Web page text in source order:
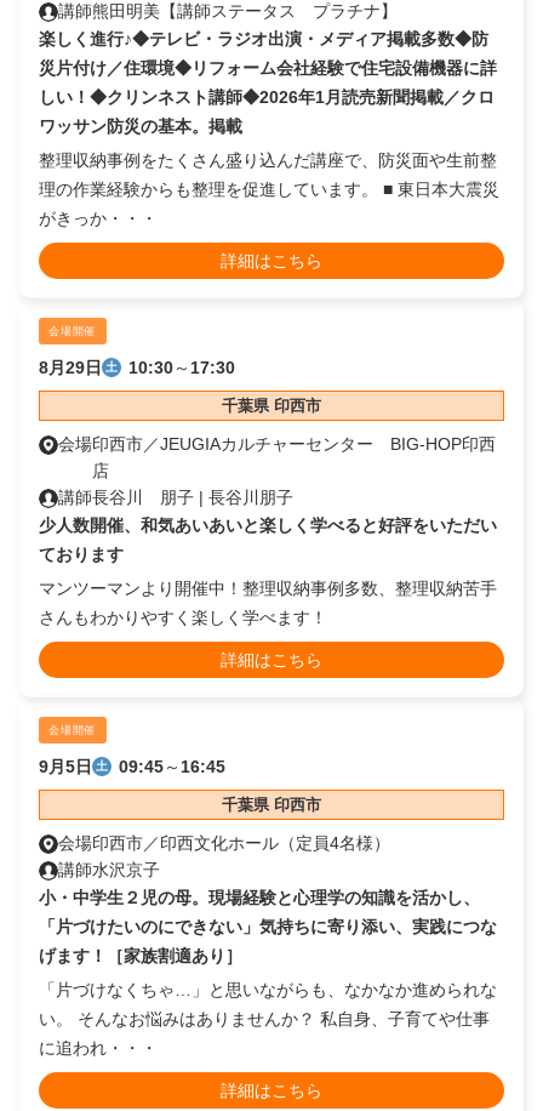
講師熊田明美【講師ステータス プラチナ】
楽しく進行♪◆テレビ・ラジオ出演・メディア掲載多数◆防
災片付け／住環境◆リフォーム会社経験で住宅設備機器に詳
しい！◆クリンネスト講師◆2026年1月読売新聞掲載／クロ
ワッサン防災の基本。掲載
整理収納事例をたくさん盛り込んだ講座で、防災面や生前整
理の作業経験からも整理を促進しています。 ■ 東日本大震災
がきっか・・・
詳細はこちら
会場開催
8月29日 土 10:30～ 17:30
千葉県 印西市
会場印西市／JEUGIAカルチャーセンター BIG-HOP印西
店
講師長谷川 朋子 | 長谷川朋子
少人数開催、和気あいあいと楽しく学べると好評をいただい
ております
マンツーマンより開催中！整理収納事例多数、整理収納苦手
さんもわかりやすく楽しく学べます！
詳細はこちら
会場開催
9月5日 土 09:45～ 16:45
千葉県 印西市
会場印西市／印西文化ホール（定員4名様）
講師水沢京子
小・中学生２児の母。現場経験と心理学の知識を活かし、
「片づけたいのにできない」気持ちに寄り添い、実践につな
げます！［家族割適あり］
「片づけなくちゃ…」と思いながらも、なかなか進められな
い。 そんなお悩みはありませんか？ 私自身、子育てや仕事
に追われ・・・
詳細はこちら